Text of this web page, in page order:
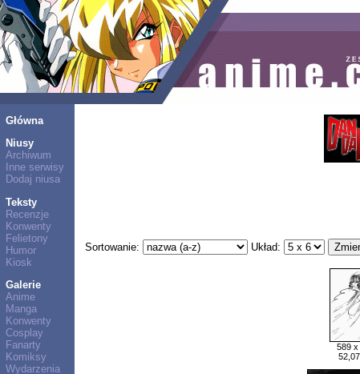
Główna
Niusy
Archiwum
Inne serwisy
Dodaj niusa
Teksty
Recenzje
Konwenty
Felietony
Humor
Kiosk
Galerie
Anime
Manga
Konwenty
Cosplay
Fanarty
Komiksy
Wydarzenia
Sortowanie: Układ:
589 x